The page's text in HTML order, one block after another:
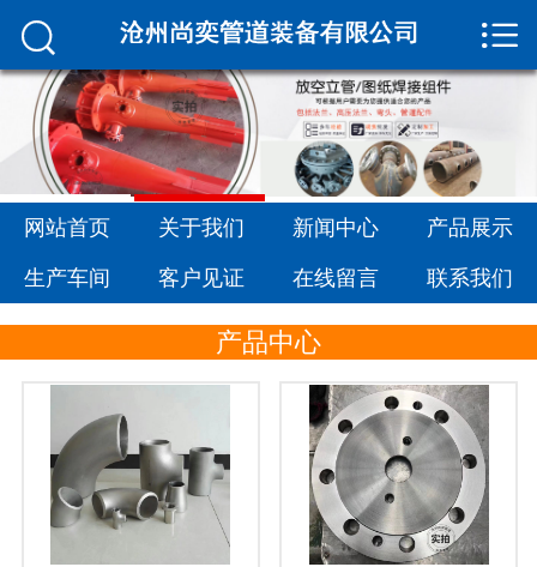
 网站首页
关于我们
新闻中心
产品展示
生产车间
在线留言
联系我们


网站首页 关于我们 新闻中心 产品展示
生产车间 客户见证 在线留言 联系我们
产品中心